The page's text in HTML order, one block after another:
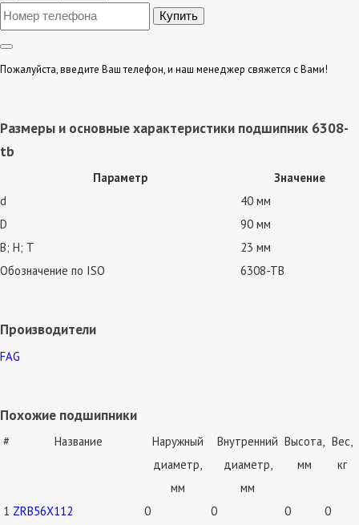
Пожалуйста, введите Ваш телефон, и наш менеджер свяжется с Вами!
Размеры и основные характеристики подшипник 6308-
tb
Параметр
Значение
d
40 мм
D
90 мм
В; Н; Т
23 мм
Обозначение по ISO
6308-TB
Производители
FAG
Похожие подшипники
# Название
Наружный
диаметр,
мм
Внутренний
диаметр,
мм
Высота,
мм
Вес,
кг
1 ZRB56X112 0 0 0
0